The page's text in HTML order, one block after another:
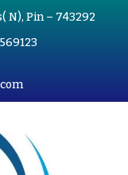
N), Pin – 743292